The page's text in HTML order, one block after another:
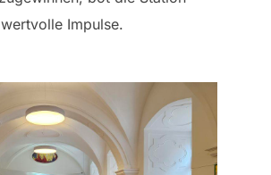
Impulse.